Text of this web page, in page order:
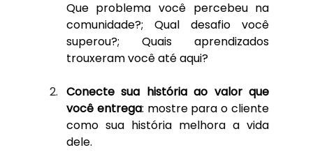
Que problema você percebeu na
comunidade?; Qual desafio você
superou?; Quais aprendizados
trouxeram você até aqui?
Conecte sua história ao valor que
você entrega: mostre para o cliente
como sua história melhora a vida
dele.